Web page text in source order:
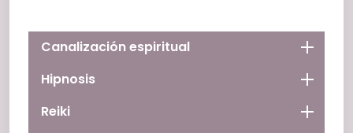
Canalización espiritual
Hipnosis
Reiki